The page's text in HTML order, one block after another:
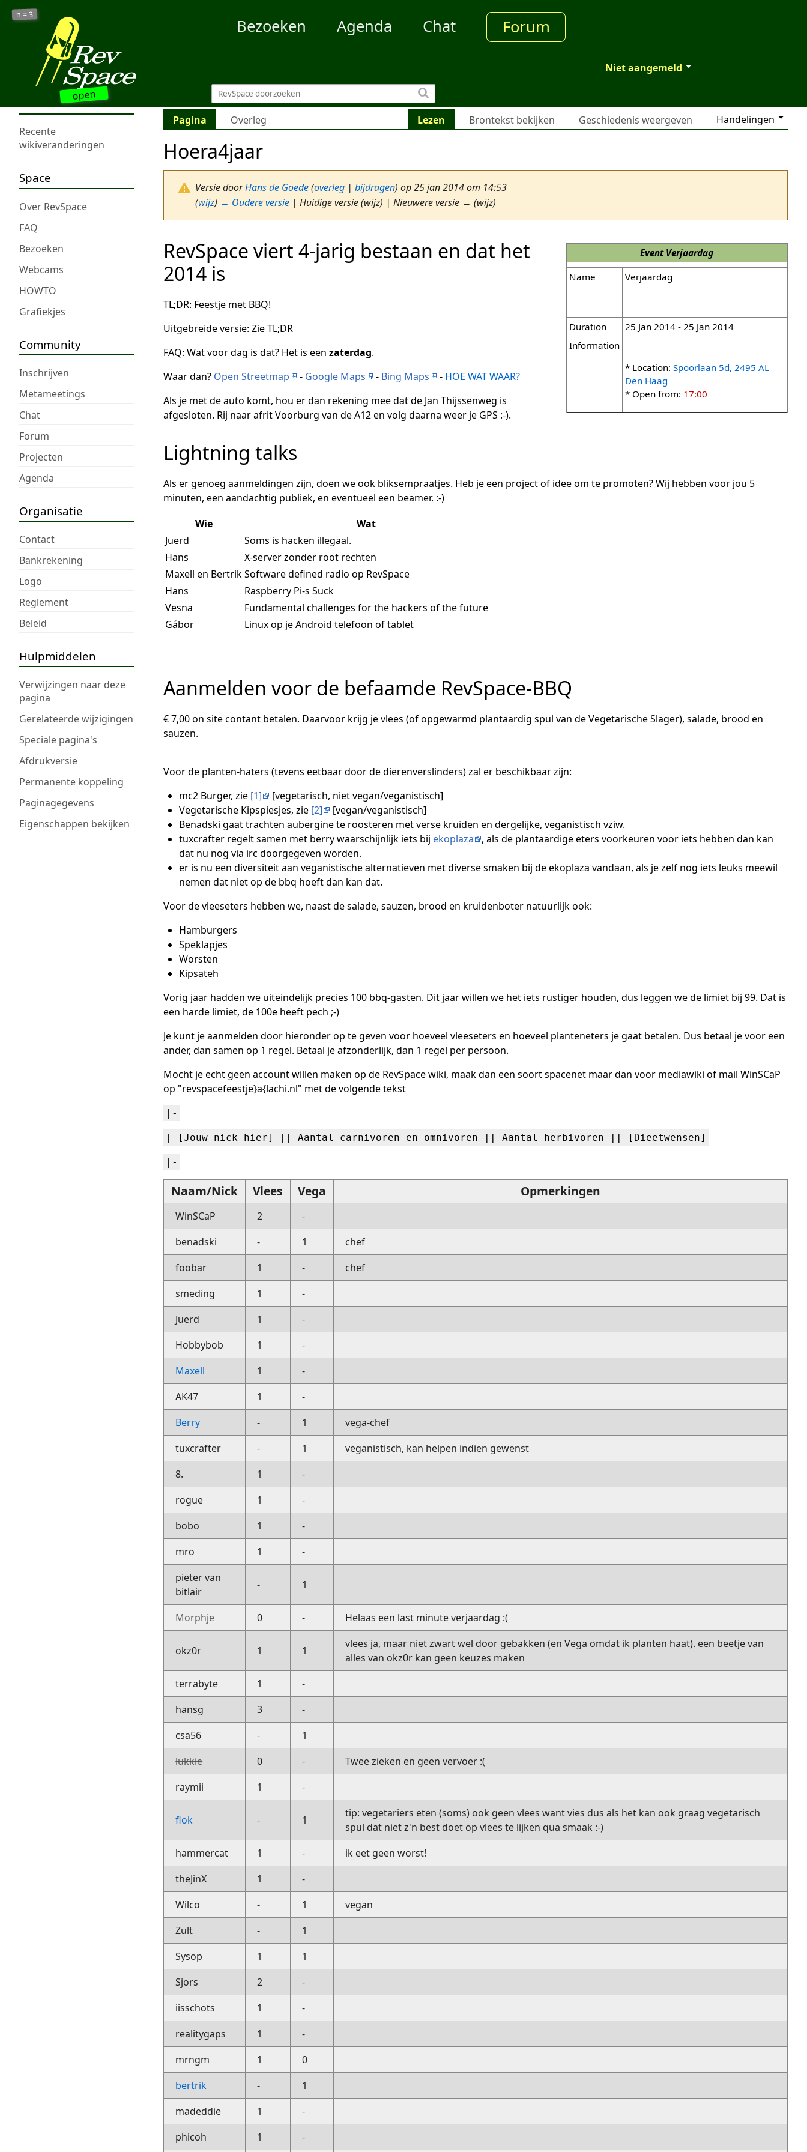
open
n =3
Bezoeken Agenda Chat Forum
Niet aangemeld
Recente
wikiveranderingen
Space
Over RevSpace
FAQ
Bezoeken
Webcams
HOWTO
Grafiekjes
Community
Inschrijven
Metameetings
Chat
Forum
Projecten
Agenda
Organisatie
Contact
Bankrekening
Logo
Reglement
Beleid
Hulpmiddelen
Verwijzingen naar deze
pagina
Gerelateerde wijzigingen
Speciale pagina's
Afdrukversie
Permanente koppeling
Paginagegevens
Eigenschappen bekijken
Pagina Overleg Handelingen
Lezen Brontekst bekijken Geschiedenis weergeven
Hoera4jaar
Versie doorHans de Goede(overleg | bijdragen) op 25 jan 2014 om 14:53
(wijz) ← Oudere versie | Huidige versie (wijz) | Nieuwere versie → (wijz)
Event Verjaardag
Name
Verjaardag
Duration
25 Jan 2014 - 25 Jan 2014
Information
* Location: Spoorlaan 5d, 2495 AL
Den Haag
* Open from: 17:00
RevSpace viert 4-jarig bestaan en dat het
2014 is
TL;DR: Feestje met BBQ!
Uitgebreide versie: Zie TL;DR
FAQ: Wat voor dag is dat? Het is een zaterdag.
Waar dan? Open Streetmap - Google Maps - Bing Maps - HOE WAT WAAR?
Als je met de auto komt, hou er dan rekening mee dat de Jan Thijssenweg is
afgesloten. Rij naar afrit Voorburg van de A12 en volg daarna weer je GPS :-).
Lightning talks
Als er genoeg aanmeldingen zijn, doen we ook bliksempraatjes. Heb je een project of idee om te promoten? Wij hebben voor jou 5
minuten, een aandachtig publiek, en eventueel een beamer. :-)
Wie
Wat
Juerd
Soms is hacken illegaal.
Hans
X-server zonder root rechten
Maxell en BertrikSoftware defined radio op RevSpace
Hans
Raspberry Pi-s Suck
Vesna
Fundamental challenges for the hackers of the future
Gábor
Linux op je Android telefoon of tablet
Aanmelden voor de befaamde RevSpace-BBQ
€ 7,00 on site contant betalen. Daarvoor krijg je vlees (of opgewarmd plantaardig spul van de Vegetarische Slager), salade, brood en
sauzen.
Voor de planten-haters (tevens eetbaar door de dierenverslinders) zal er beschikbaar zijn:
mc2 Burger, zie [1]
[vegetarisch, niet vegan/veganistisch]
Vegetarische Kipspiesjes, zie [2]
[vegan/veganistisch]
Benadski gaat trachten aubergine te roosteren met verse kruiden en dergelijke, veganistisch vziw.
tuxcrafter regelt samen met berry waarschijnlijk iets bij ekoplaza
, als de plantaardige eters voorkeuren voor iets hebben dan kan
dat nu nog via irc doorgegeven worden.
er is nu een diversiteit aan veganistische alternatieven met diverse smaken bij de ekoplaza vandaan, als je zelf nog iets leuks meewil
nemen dat niet op de bbq hoeft dan kan dat.
Voor de vleeseters hebben we, naast de salade, sauzen, brood en kruidenboter natuurlijk ook:
Hamburgers
Speklapjes
Worsten
Kipsateh
Vorig jaar hadden we uiteindelijk precies 100 bbq-gasten. Dit jaar willen we het iets rustiger houden, dus leggen we de limiet bij 99. Dat is
een harde limiet, de 100e heeft pech ;-)
Je kunt je aanmelden door hieronder op te geven voor hoeveel vleeseters en hoeveel planteneters je gaat betalen. Dus betaal je voor een
ander, dan samen op 1 regel. Betaal je afzonderlijk, dan 1 regel per persoon.
Mocht je echt geen account willen maken op de RevSpace wiki, maak dan een soort spacenet maar dan voor mediawiki of mail WinSCaP
op "revspacefeestje}a{lachi.nl" met de volgende tekst
|-
| [Jouw nick hier] || Aantal carnivoren en omnivoren || Aantal herbivoren || [Dieetwensen]
|-
Naam/Nick Vlees Vega Opmerkingen
WinSCaP 2
-
benadski
- 1
chef
foobar
1 -
chef
smeding
1
-
Juerd
1
-
Hobbybob
1
-
Maxell
1
-
AK47
1
-
Berry
- 1
vega-chef
tuxcrafter
- 1
veganistisch, kan helpen indien gewenst
8.
1
-
rogue
1
-
bobo
1
-
mro
1
-
pieter van
bitlair
- 1
Morphje 0 - Helaas een last minute verjaardag :(
okz0r 1 1
vlees ja, maar niet zwart wel door gebakken (en Vega omdat ik planten haat). een beetje van
alles van okz0r kan geen keuzes maken
terrabyte
1
-
hansg
3
-
csa56
-
1
lukkie
0 -
Twee zieken en geen vervoer :(
raymii
1 -
flok - 1
tip: vegetariers eten (soms) ook geen vlees want vies dus als het kan ook graag vegetarisch
spul dat niet z'n best doet op vlees te lijken qua smaak :-)
hammercat
1 -
ik eet geen worst!
theJinX
1
-
Wilco
- 1
vegan
Zult
-
1
Sysop
1
1
Sjors
2
-
iisschots
1
-
realitygaps
1
-
mrngm
1
0
bertrik
-
1
madeddie
1
-
phicoh
1 -